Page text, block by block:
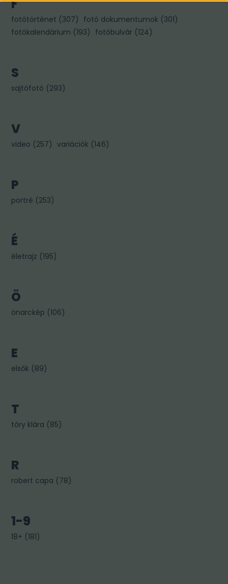
F
fotótörténet (307) fotó dokumentumok (301)
fotókalendárium (193) fotóbulvár (124)
S
sajtófotó (293)
V
video (257) variációk (146)
P
portré (253)
É
életrajz (195)
Ö
önarckép (106)
E
elsők (89)
T
tőry klára (85)
R
robert capa (78)
1-9
18+ (181)